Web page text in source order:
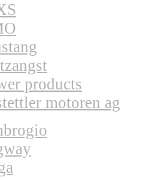
products
motoren ag